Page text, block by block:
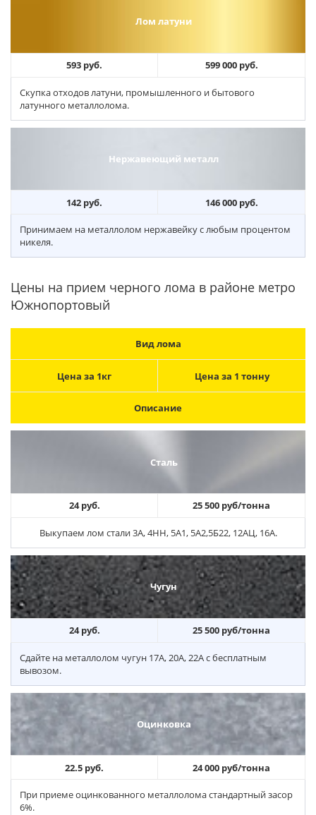
Лом латуни
593 руб. 599 000 руб.
Скупка отходов латуни, промышленного и бытового
латунного металлолома.
Нержавеющий металл
142 руб. 146 000 руб.
Принимаем на металлолом нержавейку с любым процентом
никеля.
Цены на прием черного лома в районе метро
Южнопортовый
Вид лома
Цена за 1кг Цена за 1 тонну
Описание
Сталь
24 руб. 25 500 руб/тонна
Выкупаем лом стали 3А, 4НН, 5А1, 5А2,5Б22, 12АЦ, 16А.
Чугун
24 руб. 25 500 руб/тонна
Сдайте на металлолом чугун 17А, 20А, 22А с бесплатным
вывозом.
Оцинковка
22.5 руб. 24 000 руб/тонна
При приеме оцинкованного металлолома стандартный засор
6%.